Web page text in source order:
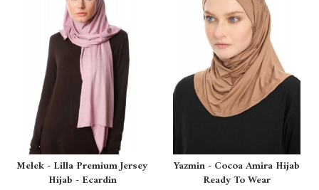
Melek - Lilla Premium Jersey
Hijab - Ecardin
Yazmin - Cocoa Amira Hijab
Ready To Wear